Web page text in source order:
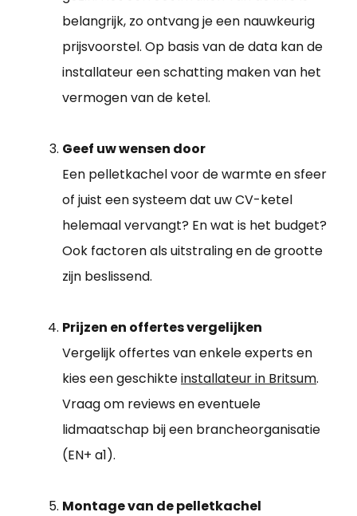
belangrijk, zo ontvang je een nauwkeurig
prijsvoorstel. Op basis van de data kan de
installateur een schatting maken van het
vermogen van de ketel.
Geef uw wensen door
Een pelletkachel voor de warmte en sfeer
of juist een systeem dat uw CV-ketel
helemaal vervangt? En wat is het budget?
Ook factoren als uitstraling en de grootte
zijn beslissend.
Prijzen en offertes vergelijken
Vergelijk offertes van enkele experts en
kies een geschikteinstallateur in Britsum.
Vraag om reviews en eventuele
lidmaatschap bij een brancheorganisatie
(EN+ a1).
Montage van de pelletkachel